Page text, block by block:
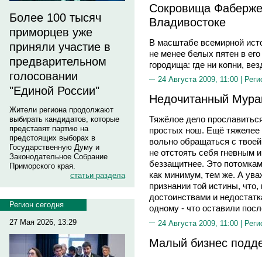
Более 100 тысяч
приморцев уже
приняли участие в
предварительном
голосовании
"Единой России"
Жители региона продолжают
выбирать кандидатов, которые
представят партию на
предстоящих выборах в
Государственную Думу и
Законодательное Собрание
Приморского края.
статьи раздела
Регион сегодня
27 Мая 2026, 13:29
Сокровища
Владивостоке
В масштабе всемирной
не менее белых пятен в его
городища: где ни копни,
24 Августа 2009, 11:00 |
Недочитанный
Тяжёлое дело
простых нош. Ещё
вольно обращаться с
не отстоять себя гневным
беззащитнее. Это
как минимум, тем же. А
признании той истины,
достоинствами и
одному - что оставили
24 Августа 2009, 11:00 |
Малый бизнес